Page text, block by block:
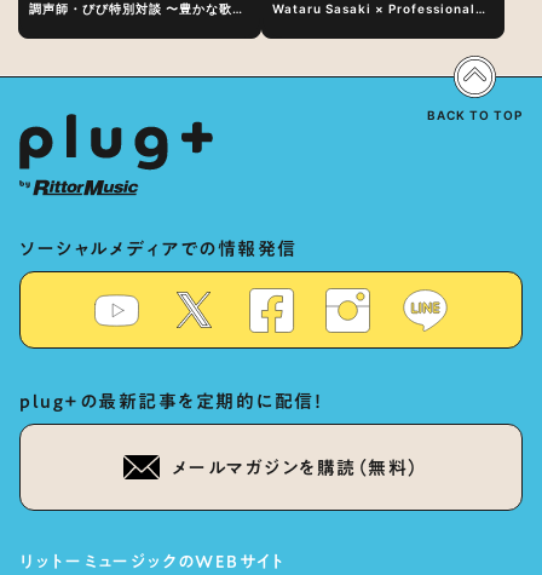
調声師・びび特別対談 〜豊かな歌声
Wataru Sasaki × Professional
Vocal Expression Lies in “Love
for the singing characters” and
ソーシャルメディアでの情報発信
plug+の最新記事を定期的に配信！
メールマガジンを購読（無料）
リットーミュージックのWEBサイト
BACK TO TOP